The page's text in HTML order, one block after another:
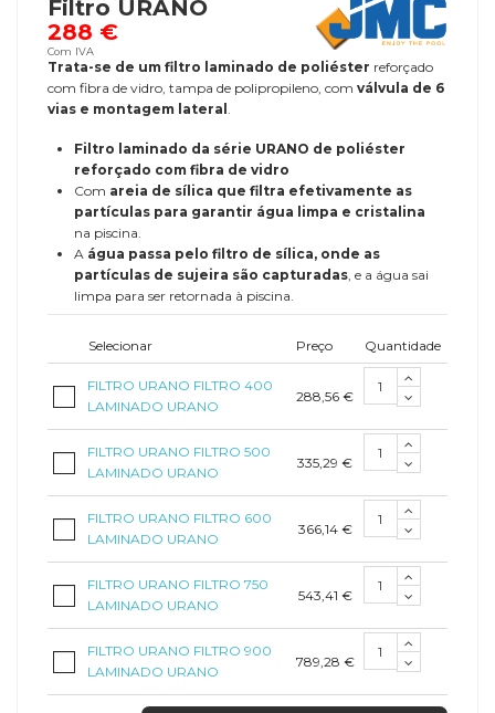
Filtro URANO
288 €
Com IVA
Trata-se de um filtro laminado de poliéster reforçado
com fibra de vidro, tampa de polipropileno, com válvula de 6
vias e montagem lateral .
Filtro laminado da série URANO de poliéster
reforçado com fibra de vidro
Com areia de sílica que filtra efetivamente as
partículas para garantir água limpa e cristalina
na piscina.
A água passa pelo filtro de sílica, onde as
partículas de sujeira são capturadas , e a água sai
limpa para ser retornada à piscina.
Selecionar Preço Quantidade
FILTRO URANO FILTRO 400
LAMINADO URANO
288,56 €
FILTRO URANO FILTRO 500
LAMINADO URANO
335,29 €
FILTRO URANO FILTRO 600
LAMINADO URANO
366,14 €
FILTRO URANO FILTRO 750
LAMINADO URANO
543,41 €
FILTRO URANO FILTRO 900
LAMINADO URANO
789,28 €